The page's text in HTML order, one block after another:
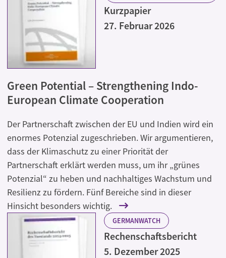
Kurzpapier
27. Februar 2026
Green Potential – Strengthening Indo-
European Climate Cooperation
Der Partnerschaft zwischen der EU und Indien wird ein
enormes Potenzial zugeschrieben. Wir argumentieren,
dass der Klimaschutz zu einer Priorität der
Partnerschaft erklärt werden muss, um ihr „grünes
Potenzial“ zu heben und nachhaltiges Wachstum und
Resilienz zu fördern. Fünf Bereiche sind in dieser
Hinsicht besonders wichtig.
GERMANWATCH
Rechenschaftsbericht
5. Dezember 2025